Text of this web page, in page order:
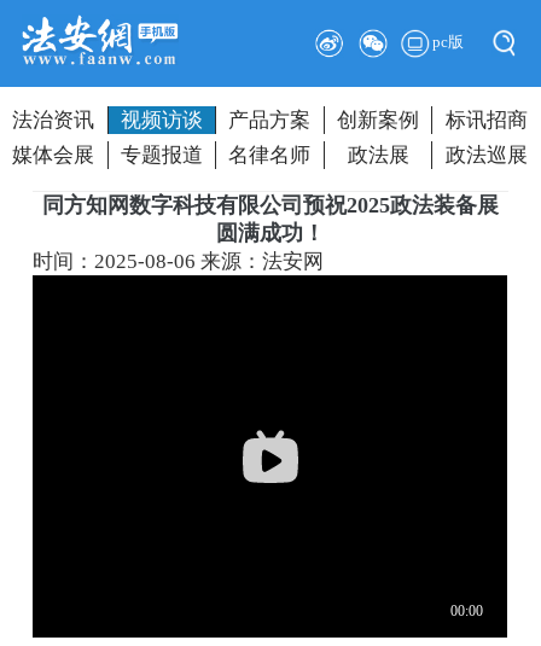
pc版
法治资讯 视频访谈 产品方案 创新案例
标讯招商
媒体会展
专题报道 名律名师 政法展 政法巡展
同方知网数字科技有限公司预祝2025政法装备展
圆满成功！
时间：2025-08-06来源：法安网